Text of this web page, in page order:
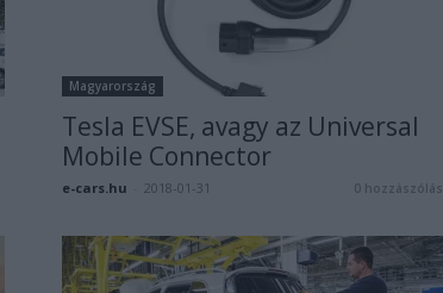
Magyarország
Tesla EVSE, avagy az Universal
Mobile Connector
e-cars.hu 2018-01-31 0 hozzászólás